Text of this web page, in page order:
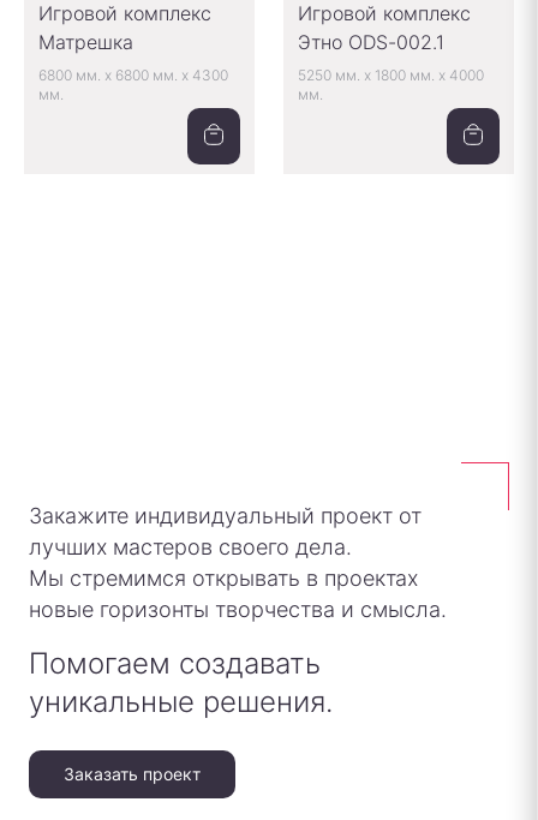
Игровой комплекс
Матрешка
6800 мм. x 6800 мм. x 4300
мм.
Игровой комплекс
Этно ODS-002.1
5250 мм. x 1800 мм. x 4000
мм.
Закажите индивидуальный проект от
лучших мастеров своего дела.
Мы стремимся открывать в проектах
новые горизонты творчества и смысла.
Помогаем создавать
уникальные решения.
Заказать проект